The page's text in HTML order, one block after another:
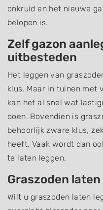
onkruid en het nieuwe
belopen is.
Zelf gazon
uitbesteden
Het leggen van
klus. Maar in tuinen met
kan het al snel wat
doen. Bovendien is
behoorlijk zware klus,
heeft. Vaak wordt dan
te laten leggen.
Graszoden
Wilt u graszoden laten